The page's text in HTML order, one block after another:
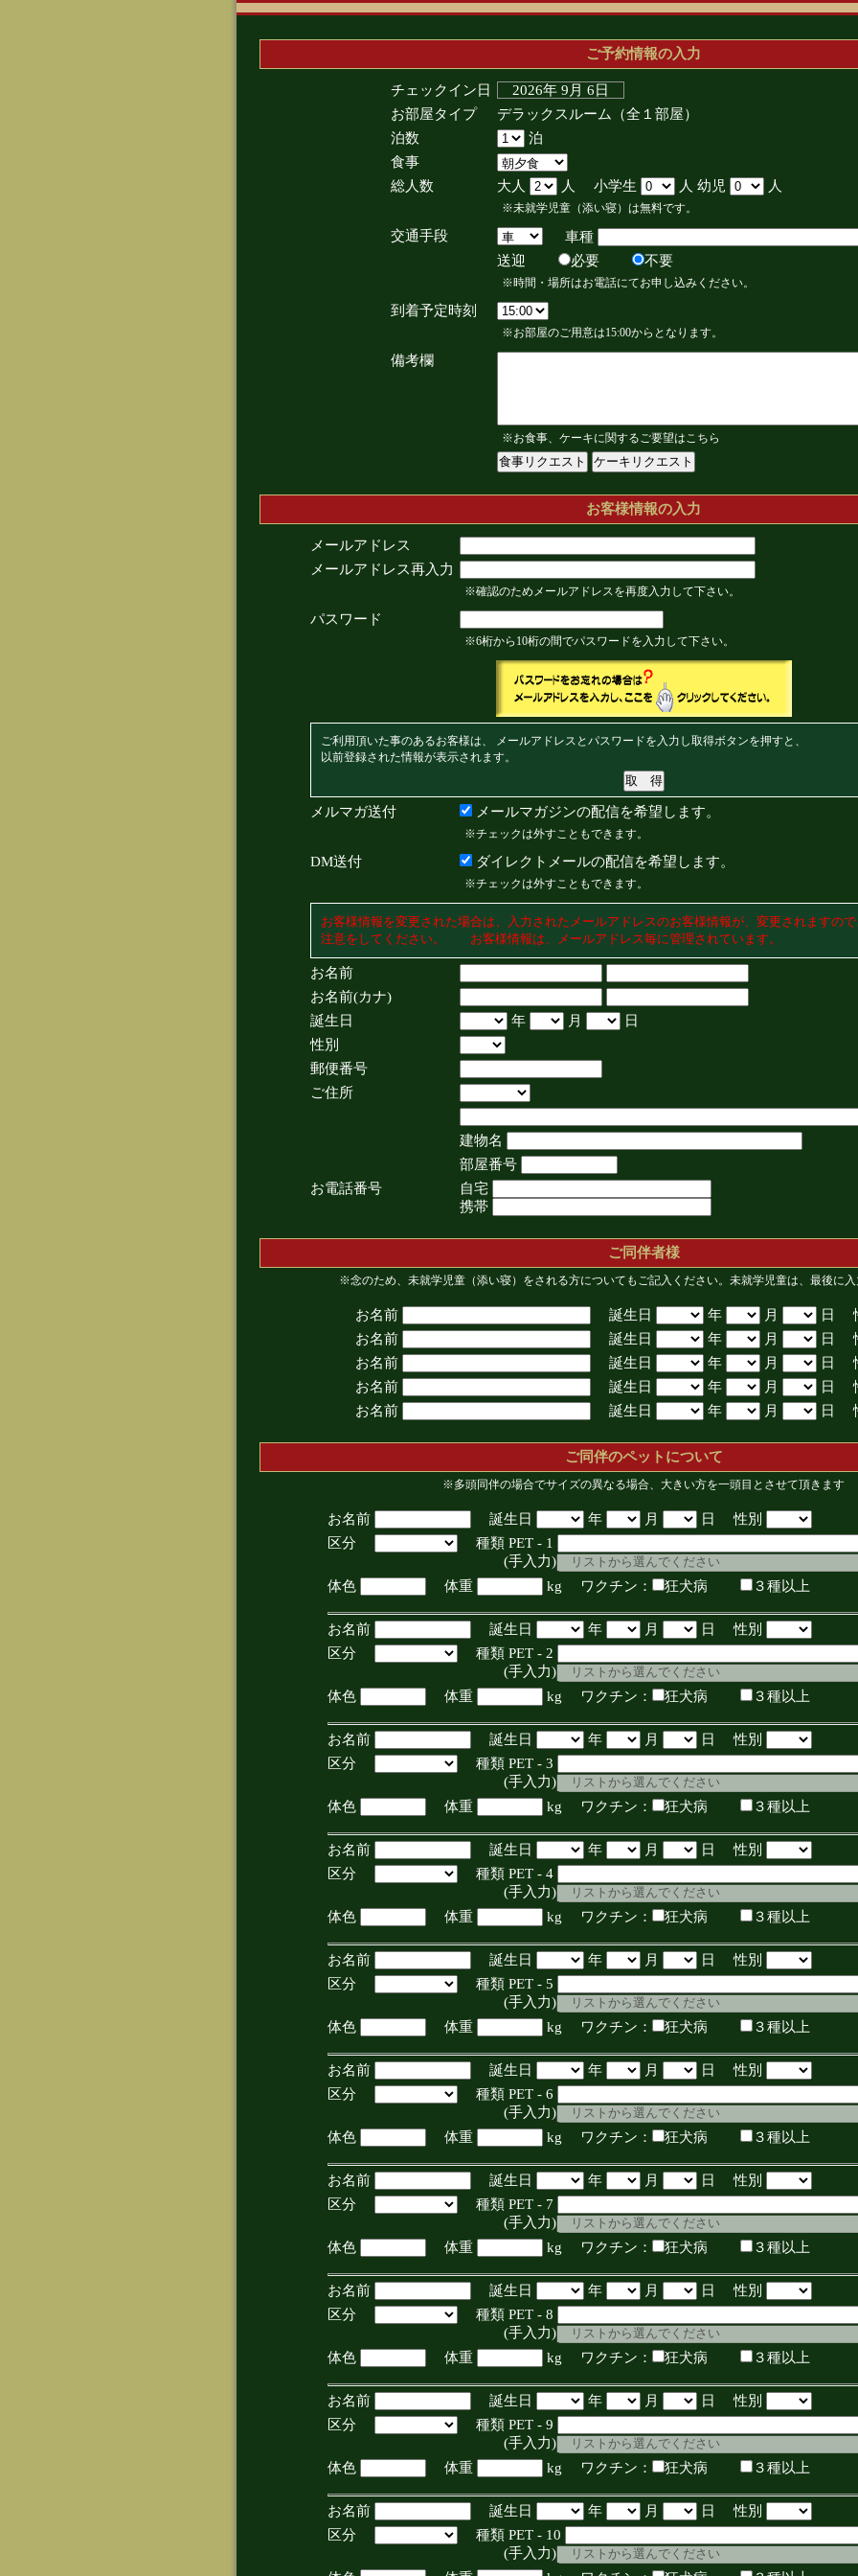
ご予約情報の入力
チェックイン日
2026年 9月 6日
お部屋タイプ
デラックスルーム（全１部屋）
泊数
泊
食事
総人数
大人 人 小学生 人 幼児 人
※未就学児童（添い寝）は無料です。
交通手段
車種
送迎
必要 不要
※時間・場所はお電話にてお申し込みください。
到着予定時刻
※お部屋のご用意は15:00からとなります。
備考欄
※お食事、ケーキに関するご要望はこちら
お客様情報の入力
メールアドレス
メールアドレス再入力
※確認のためメールアドレスを再度入力して下さい。
パスワード
※6桁から10桁の間でパスワードを入力して下さい。
ご利用頂いた事のあるお客様は、 メールアドレスとパスワードを入力し取得ボタンを押すと、
以前登録された情報が表示されます。
メルマガ送付 メールマガジンの配信を希望します。
※チェックは外すこともできます。
DM送付 ダイレクトメールの配信を希望します。
※チェックは外すこともできます。
お客様情報を変更された場合は、入力されたメールアドレスのお客様情報が、変更されますので
注意をしてください。 お客様情報は、メールアドレス毎に管理されています。
お名前
お名前(カナ)
誕生日
年 月
日
性別
郵便番号
ご住所
建物名
部屋番号
お電話番号
自宅
携帯
ご同伴者様
※念のため、未就学児童（添い寝）をされる方についてもご記入ください。未就学児童は、最後に入
お名前 誕生日 年 月
日
お名前
誕生日 年 月
日
お名前
誕生日 年 月
日
お名前
誕生日 年 月
日
お名前
誕生日 年 月 日
ご同伴のペットについて
※多頭同伴の場合でサイズの異なる場合、大きい方を一頭目とさせて頂きます
お名前 誕生日 年 月
日 性別
区分
種類 PET - 1
(手入力)
体色
体重 kg ワクチン： 狂犬病 ３種以上
お名前 誕生日 年 月
日 性別
区分
種類 PET - 2
(手入力)
体色
体重 kg ワクチン： 狂犬病 ３種以上
お名前 誕生日 年 月
日 性別
区分
種類 PET - 3
(手入力)
体色
体重 kg ワクチン： 狂犬病 ３種以上
お名前 誕生日 年 月
日 性別
区分
種類 PET - 4
(手入力)
体色
体重 kg ワクチン： 狂犬病 ３種以上
お名前 誕生日 年 月
日 性別
区分
種類 PET - 5
(手入力)
体色
体重 kg ワクチン： 狂犬病 ３種以上
お名前 誕生日 年 月
日 性別
区分
種類 PET - 6
(手入力)
体色
体重 kg ワクチン： 狂犬病 ３種以上
お名前 誕生日 年 月
日 性別
区分
種類 PET - 7
(手入力)
体色
体重 kg ワクチン： 狂犬病 ３種以上
お名前 誕生日 年 月
日 性別
区分
種類 PET - 8
(手入力)
体色
体重 kg ワクチン： 狂犬病 ３種以上
お名前 誕生日 年 月
日 性別
区分
種類 PET - 9
(手入力)
体色
体重 kg ワクチン： 狂犬病 ３種以上
お名前 誕生日 年 月
日 性別
区分
種類 PET - 10
(手入力)